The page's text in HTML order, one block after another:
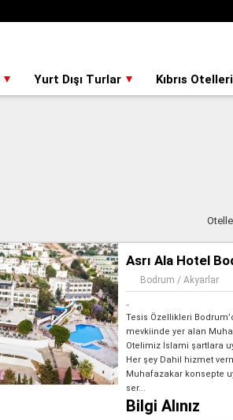
Yurt Dışı Turlar Kıbrıs Otelleri
Asrı Ala Hotel
Bodrum / Akyarlar
Tesis Özellikleri
mevkiinde yer alan
Otelimiz İslami şartlara
Her şey Dahil hizmet
Muhafazakar konsepte
ser...
Bilgi Alınız